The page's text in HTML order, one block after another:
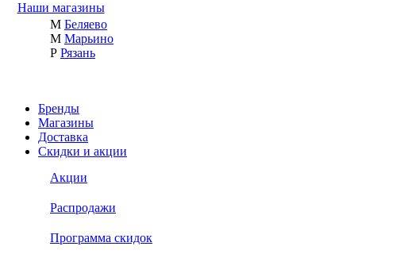
Наши магазины
М Беляево
М Марьино
Р Рязань
Бренды
Магазины
Доставка
Скидки и акции
Акции
Распродажи
Программа скидок